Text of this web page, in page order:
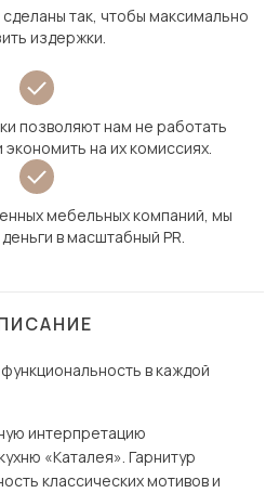
так, чтобы максимально
издержки.
позволяют нам не работать
на их комиссиях.
мебельных компаний, мы
в масштабный PR.
в каждой
интерпретацию
«Каталея». Гарнитур
классических мотивов и